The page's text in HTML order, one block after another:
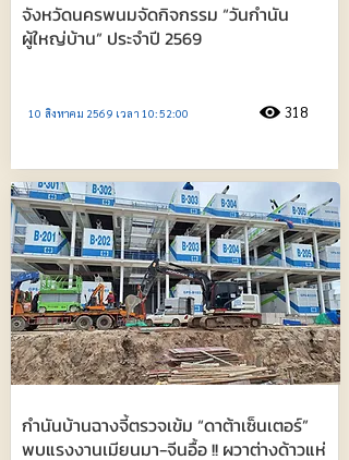
จังหวัดนครพนมจัดกิจกรรม “วันกำนัน
ผู้ใหญ่บ้าน” ประจำปี 2569
10 สิงหาคม 2569 เวลา 10:52:00 318
กำนันบ้านฉางจี้ตรวจเข้ม “ดาต้าเซ็นเตอร์”
พบแรงงานเมียนมา-จีนอื้อ !! ผวาต่างด้าวแห่